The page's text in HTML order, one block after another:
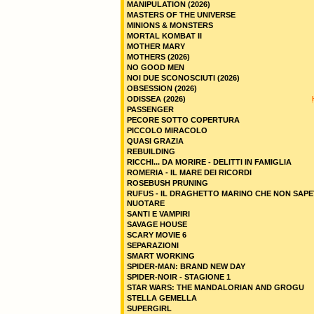
MANIPULATION (2026)
MASTERS OF THE UNIVERSE
MINIONS & MONSTERS
MORTAL KOMBAT II
MOTHER MARY
MOTHERS (2026)
NO GOOD MEN
NOI DUE SCONOSCIUTI (2026)
OBSESSION (2026)
ODISSEA (2026)
PASSENGER
PECORE SOTTO COPERTURA
PICCOLO MIRACOLO
QUASI GRAZIA
REBUILDING
RICCHI... DA MORIRE - DELITTI IN FAMIGLIA
ROMERIA - IL MARE DEI RICORDI
ROSEBUSH PRUNING
RUFUS - IL DRAGHETTO MARINO CHE NON
NUOTARE
SANTI E VAMPIRI
SAVAGE HOUSE
SCARY MOVIE 6
SEPARAZIONI
SMART WORKING
SPIDER-MAN: BRAND NEW DAY
SPIDER-NOIR - STAGIONE 1
STAR WARS: THE MANDALORIAN AND GROGU
STELLA GEMELLA
SUPERGIRL